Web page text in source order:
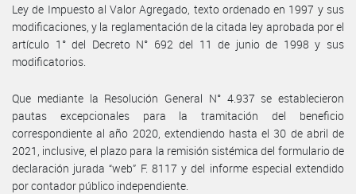
Ley de Impuesto al Valor Agregado, texto ordenado en 1997 y sus
modificaciones, y la reglamentación de la citada ley aprobada por el
artículo 1° del Decreto N° 692 del 11 de junio de 1998 y sus
modificatorios.
Que mediante la Resolución General N° 4.937 se establecieron
pautas excepcionales para la tramitación del beneficio
correspondiente al año 2020, extendiendo hasta el 30 de abril de
2021, inclusive, el plazo para la remisión sistémica del formulario de
declaración jurada “web” F. 8117 y del informe especial extendido
por contador público independiente.